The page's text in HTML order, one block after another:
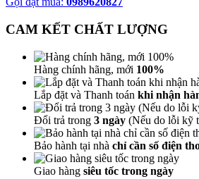
CAM KẾT CHẤT LƯỢNG
Hàng chính hãng, mới 100%
Lắp đặt và Thanh toán khi nhận
Đổi trả trong 3 ngày (Nếu do lỗi kỹ
Bảo hành tại nhà chỉ cần số điện
Giao hàng siêu tốc trong ngày